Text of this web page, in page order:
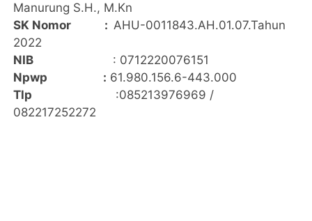
Manurung S.H., M.Kn
SK Nomor
:AHU-0011843.AH.01.07.Tahun
2022
NIB
: 0712220076151
Npwp
: 61.980.156.6-443.000
Tlp :085213976969 /
082217252272